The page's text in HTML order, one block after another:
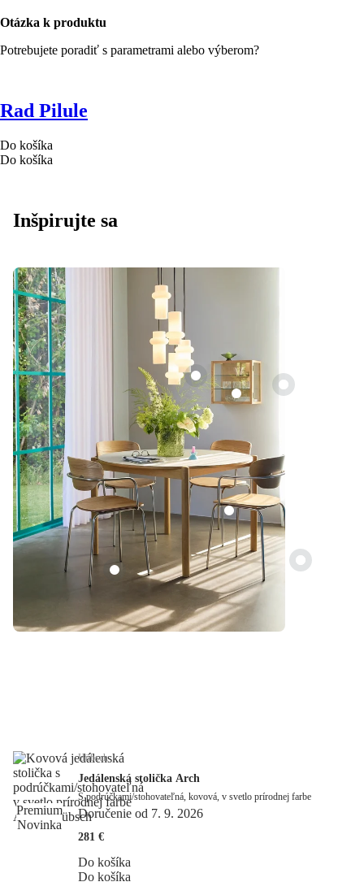
Otázka k produktu
Potrebujete poradiť s parametrami alebo výberom?
Rad Pilule
Do košíka
Do košíka
Inšpirujte sa
Premium
Novinka
Hübsch
Jedálenská stolička Arch
S podrúčkami/stohovateľná, kovová, v svetlo prírodnej farbe
Doručenie od 7. 9. 2026
281 €
Do košíka
Do košíka